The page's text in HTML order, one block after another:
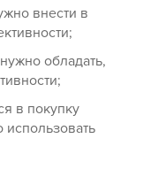
внести в
обладать,
в покупку